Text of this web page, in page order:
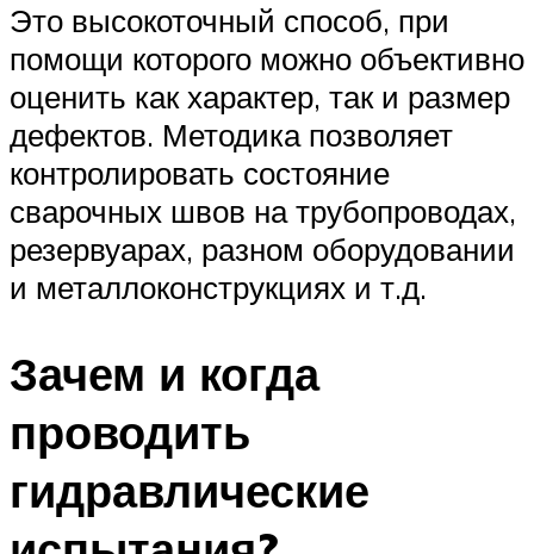
Это высокоточный способ, при
помощи которого можно объективно
оценить как характер, так и размер
дефектов. Методика позволяет
контролировать состояние
сварочных швов на трубопроводах,
резервуарах, разном оборудовании
и металлоконструкциях и т.д.
Зачем и когда
проводить
гидравлические